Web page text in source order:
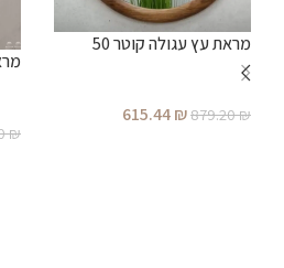
מראת עץ עגולה קוטר 50
879.20₪
615.44₪
₪